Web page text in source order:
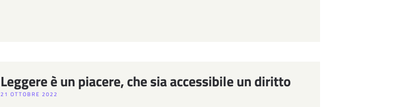
Leggere è un piacere, che sia accessibile un diritto
21 OTTOBRE 2022